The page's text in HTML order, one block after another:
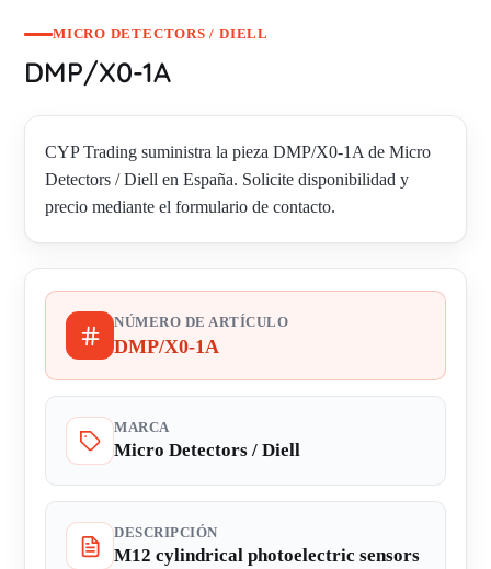
MICRO DETECTORS / DIELL
DMP/X0-1A
CYP Trading suministra la pieza DMP/X0-1A de Micro
Detectors / Diell en España. Solicite disponibilidad y
precio mediante el formulario de contacto.
NÚMERO DE ARTÍCULO
DMP/X0-1A
MARCA
Micro Detectors / Diell
DESCRIPCIÓN
M12 cylindrical photoelectric sensors